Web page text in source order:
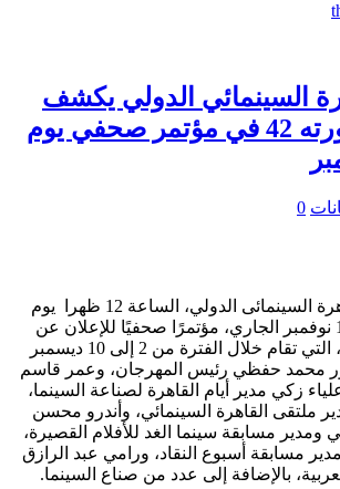
السينمائي الدولي يكشف
عن تفاصيل دورته 42 في مؤتمر صحفي يوم
0
يعقد مهرجان القاهرة السينمائى الدولي، الساعة 12 ظهرا يوم
الاثنين الموافق 16 نوفمبر الجاري، مؤتمرًا صحفيًا للإعلان عن
تفاصيل الدورة 42، التي تقام خلال الفترة من 2 إلى 10 ديسمبر
محمد حفظي رئيس المهرجان، وعمر قاسم
زكي مدير أيام القاهرة لصناعة السينما،
ملتقى القاهرة السينمائي، وأندرو محسن
مسابقة سينما الغد للأفلام القصيرة،
مسابقة أسبوع النقاد، ورامي عبد الرازق
بالإضافة إلى عدد من صناع السينما.